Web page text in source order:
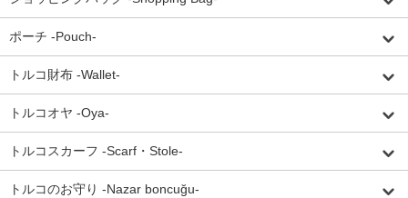
ポーチ -Pouch-
トルコ財布 -Wallet-
トルコオヤ -Oya-
トルコスカーフ -Scarf・Stole-
トルコのお守り -Nazar boncuğu-